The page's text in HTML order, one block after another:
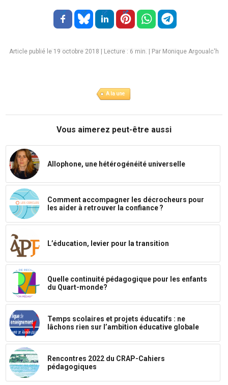
Article publié le 19 octobre 2018|Lecture : 6 min. | Par Monique Argoualc'h
A la une
Vous aimerez peut-être aussi
Allophone, une hétérogénéité universelle
Comment accompagner les décrocheurs pour
les aider à retrouver la confiance ?
L’éducation, levier pour la transition
Quelle continuité pédagogique pour les enfants
du Quart-monde?
Temps scolaires et projets éducatifs : ne
lâchons rien sur l’ambition éducative globale
Rencontres 2022 du CRAP-Cahiers
pédagogiques